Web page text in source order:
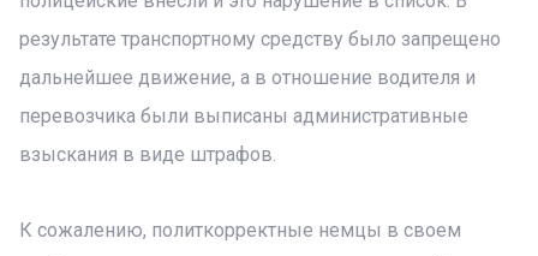
результате транспортному средству было запрещено
дальнейшее движение, а в отношение водителя и
перевозчика были выписаны административные
взыскания в виде штрафов.
К сожалению, политкорректные немцы в своем